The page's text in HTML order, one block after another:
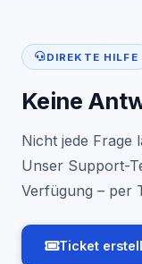
DIREKTE HILFE
Keine
Nicht jede Frage
Unser Support-
Verfügung – per
Ticket